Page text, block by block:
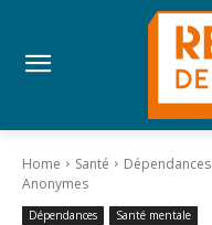
Home Santé Dépendances
Anonymes
Dépendances Santé mentale